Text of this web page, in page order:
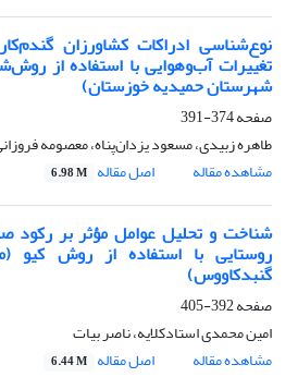
نوع‌شناسی ادراکات کشاورزان
تغییرات آب‌وهوایی با استفاده از
شهرستان حمیدیه خوزستان)
صفحه374-391
طاهره زبیدی، مسعود یزدان‌پناه، معصومه
مشاهده مقاله
اصل مقاله 6.98 M
شناخت و تحلیل عوامل مؤثر بر رکود
روستایی با استفاده از روش کیو
گنبدکاووس)
صفحه392-405
امین محمدی استادکلایه، ناصر بیات
مشاهده مقاله
اصل مقاله 6.44 M